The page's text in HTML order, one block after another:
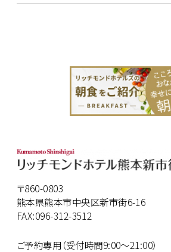
〒860-0803
熊本県熊本市中央区新市街6-16
FAX:096-312-3512
ご予約専用（受付時間9:00～21:00）